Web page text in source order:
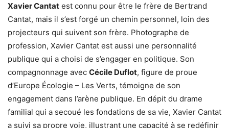
Xavier Cantat est connu pour être le frère de Bertrand
Cantat, mais il s’est forgé un chemin personnel, loin des
projecteurs qui suivent son frère. Photographe de
profession, Xavier Cantat est aussi une personnalité
publique qui a choisi de s’engager en politique. Son
compagnonnage avec Cécile Duflot, figure de proue
d’Europe Écologie – Les Verts, témoigne de son
engagement dans l’arène publique. En dépit du drame
familial qui a secoué les fondations de sa vie, Xavier Cantat
a suivi sa propre voie, illustrant une capacité à se redéfinir